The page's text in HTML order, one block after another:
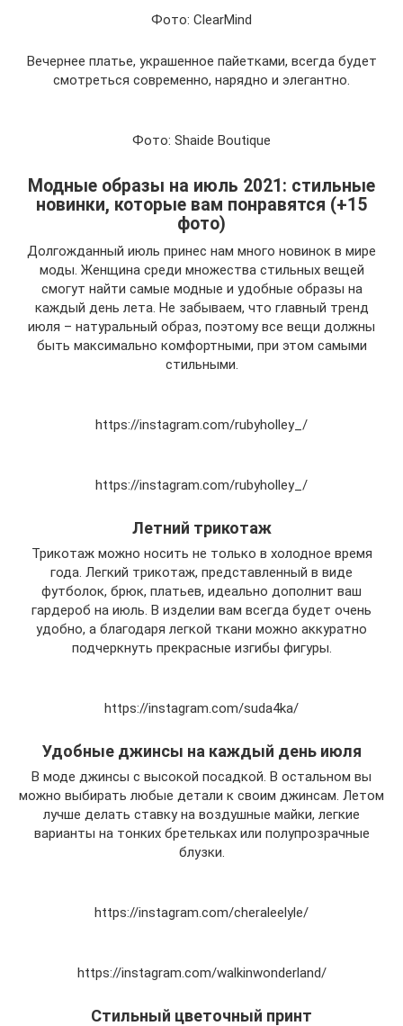
Фото: ClearMind
Вечернее платье, украшенное пайетками, всегда будет
смотреться современно, нарядно и элегантно.
Фото: Shaide Boutique
Модные образы на июль 2021: стильные
новинки, которые вам понравятся (+15
фото)
Долгожданный июль принес нам много новинок в мире
моды. Женщина среди множества стильных вещей
смогут найти самые модные и удобные образы на
каждый день лета. Не забываем, что главный тренд
июля – натуральный образ, поэтому все вещи должны
быть максимально комфортными, при этом самыми
стильными.
https://instagram.com/rubyholley_/
https://instagram.com/rubyholley_/
Летний трикотаж
Трикотаж можно носить не только в холодное время
года. Легкий трикотаж, представленный в виде
футболок, брюк, платьев, идеально дополнит ваш
гардероб на июль. В изделии вам всегда будет очень
удобно, а благодаря легкой ткани можно аккуратно
подчеркнуть прекрасные изгибы фигуры.
https://instagram.com/suda4ka/
Удобные джинсы на каждый день июля
В моде джинсы с высокой посадкой. В остальном вы
можно выбирать любые детали к своим джинсам. Летом
лучше делать ставку на воздушные майки, легкие
варианты на тонких бретельках или полупрозрачные
блузки.
https://instagram.com/cheraleelyle/
https://instagram.com/walkinwonderland/
Стильный цветочный принт